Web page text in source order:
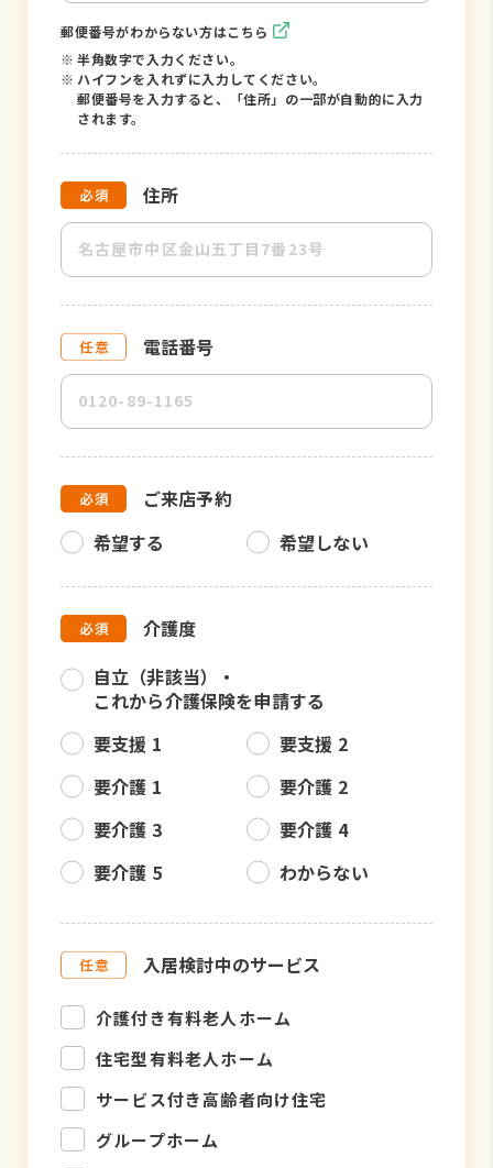
郵便番号がわからない方はこちら
※ 半角数字で入力ください。
※ ハイフンを入れずに入力してください。
郵便番号を入力すると、「住所」の一部が自動的に入力
されます。
住所
電話番号
ご来店予約
希望する
希望しない
介護度
自立（非該当）・
これから介護保険を申請する
要支援 1
要支援 2
要介護 1
要介護 2
要介護 3
要介護 4
要介護 5
わからない
入居検討中のサービス
介護付き有料老人ホーム
住宅型有料老人ホーム
サービス付き高齢者向け住宅
グループホーム